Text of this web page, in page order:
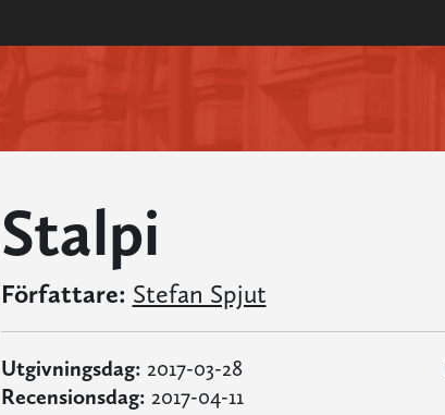
Stalpi
Författare: Stefan Spjut
Utgivningsdag: 2017-03-28
Recensionsdag: 2017-04-11